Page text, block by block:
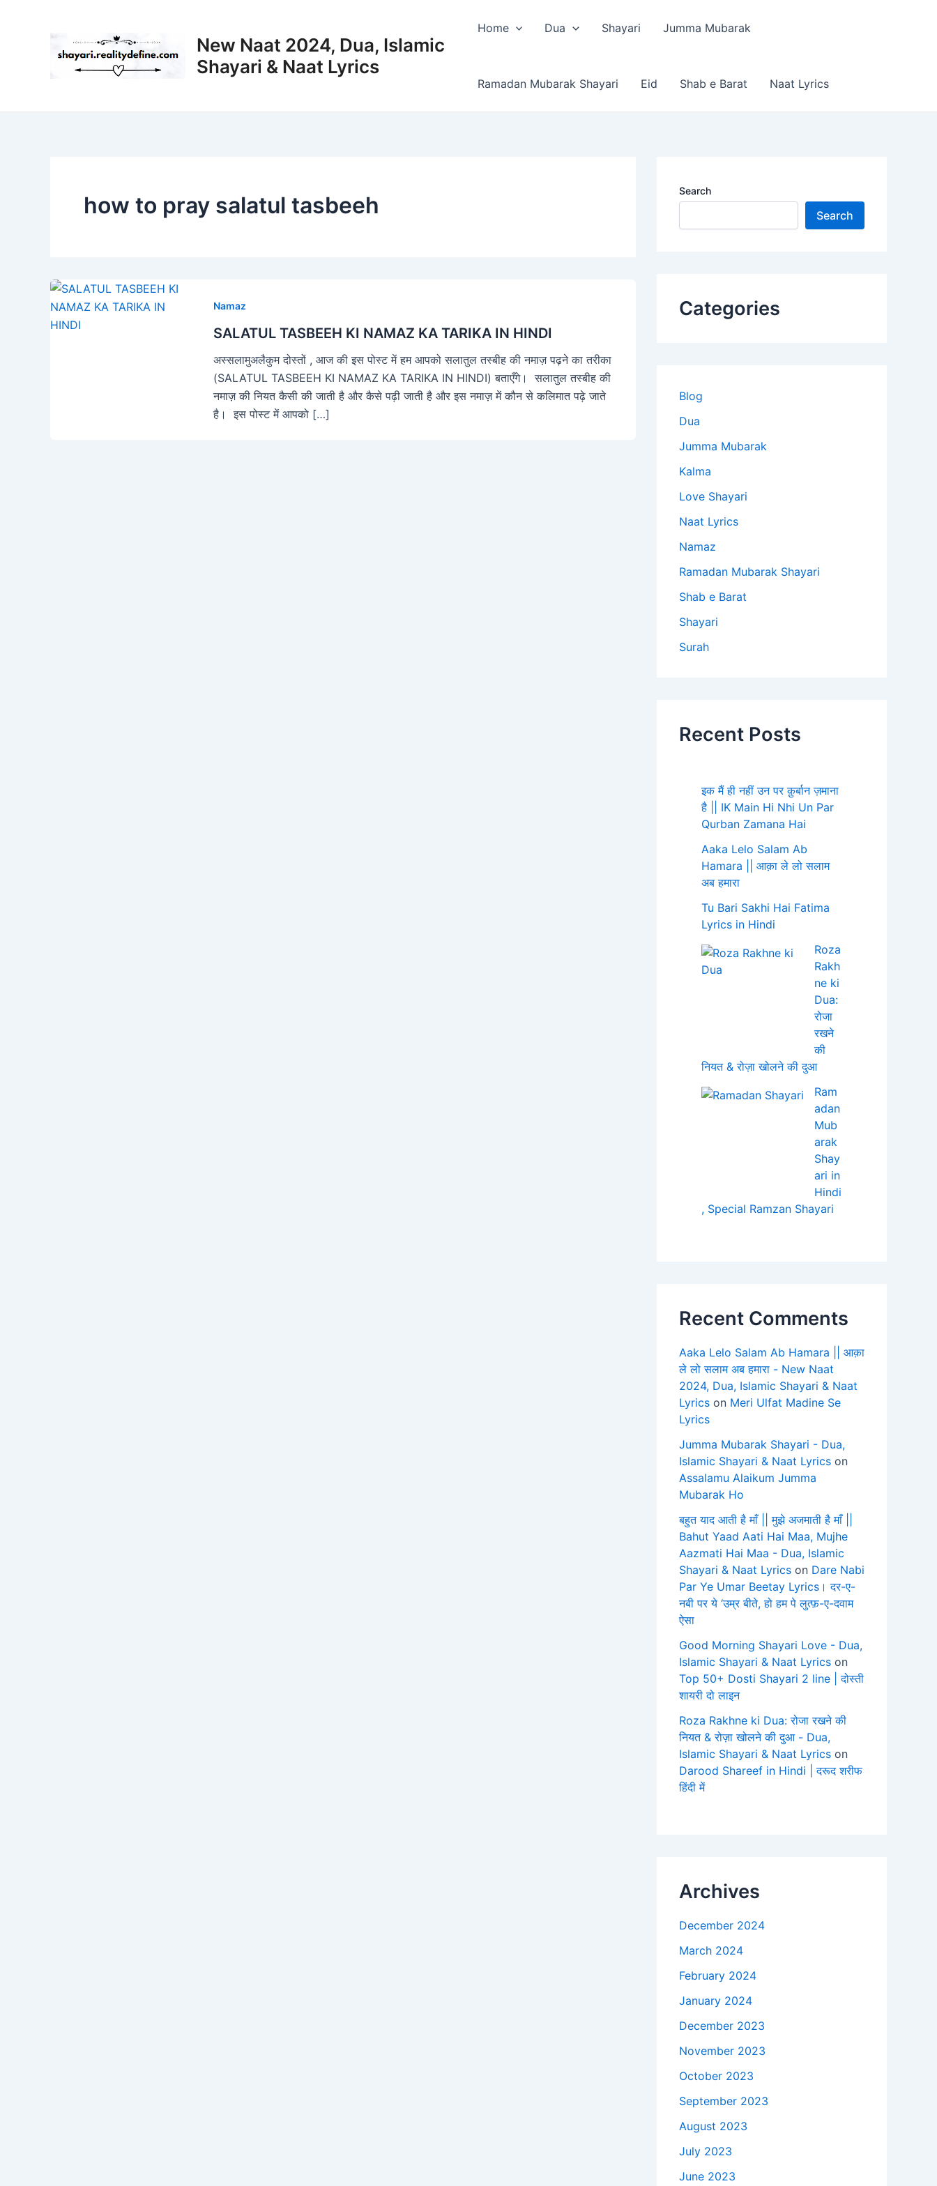
New Naat 2024, Dua, Islamic
Shayari & Naat Lyrics
Home Dua Shayari Jumma Mubarak
Ramadan Mubarak Shayari Eid Shab e Barat Naat Lyrics
how to pray salatul tasbeeh
Namaz
SALATUL TASBEEH KI NAMAZ KA TARIKA IN HINDI
अस्सलामुअलैकुम दोस्तों , आज की इस पोस्ट में हम आपको सलातुल तस्बीह की नमाज़ पढ़ने का तरीका
(SALATUL TASBEEH KI NAMAZ KA TARIKA IN HINDI) बताएँगे। सलातुल तस्बीह की
नमाज़ की नियत कैसी की जाती है और कैसे पढ़ी जाती है और इस नमाज़ में कौन से कलिमात पढ़े जाते
है। इस पोस्ट में आपको […]
Search
Search
Categories
Blog
Dua
Jumma Mubarak
Kalma
Love Shayari
Naat Lyrics
Namaz
Ramadan Mubarak Shayari
Shab e Barat
Shayari
Surah
Recent Posts
इक मैं ही नहीं उन पर क़ुर्बान ज़माना
है || IK Main Hi Nhi Un Par
Qurban Zamana Hai
Aaka Lelo Salam Ab
Hamara || आक़ा ले लो सलाम
अब हमारा
Tu Bari Sakhi Hai Fatima
Lyrics in Hindi
Roza
Rakh
ne ki
Dua:
रोजा
रखने
की
नियत & रोज़ा खोलने की दुआ
Ram
adan
Mub
arak
Shay
ari in
Hindi
, Special Ramzan Shayari
Recent Comments
Aaka Lelo Salam Ab Hamara || आक़ा
ले लो सलाम अब हमारा - New Naat
2024, Dua, Islamic Shayari & Naat
Lyrics on Meri Ulfat Madine Se
Lyrics
Jumma Mubarak Shayari - Dua,
Islamic Shayari & Naat Lyrics on
Assalamu Alaikum Jumma
Mubarak Ho
बहुत याद आती है माँ || मुझे अजमाती है माँ ||
Bahut Yaad Aati Hai Maa, Mujhe
Aazmati Hai Maa - Dua, Islamic
Shayari & Naat Lyrics on Dare Nabi
Par Ye Umar Beetay Lyrics। दर-ए-
नबी पर ये ‘उम्र बीते, हो हम पे लुत्फ़-ए-दवाम
ऐसा
Good Morning Shayari Love - Dua,
Islamic Shayari & Naat Lyrics on
Top 50+ Dosti Shayari 2 line | दोस्ती
शायरी दो लाइन
Roza Rakhne ki Dua: रोजा रखने की
नियत & रोज़ा खोलने की दुआ - Dua,
Islamic Shayari & Naat Lyrics on
Darood Shareef in Hindi | दरूद शरीफ
हिंदी में
Archives
December 2024
March 2024
February 2024
January 2024
December 2023
November 2023
October 2023
September 2023
August 2023
July 2023
June 2023